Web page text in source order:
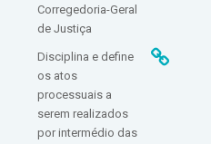
Corregedoria-Geral
de Justiça
Disciplina e define
os atos
processuais a
serem realizados
por intermédio das